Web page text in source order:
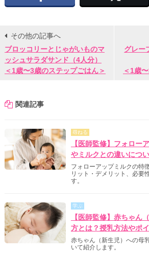
その他の記事へ
ブロッコリーとじゃがいものマ
ッシュサラダサンド（4人分）
＜1歳〜3歳のステップごはん＞
グレー
＜1歳
関連記事
尋ねる
【医師監修】フォロー
やミルクとの違いにつ
フォローアップミルクの特
リット・デメリット、必要
す。
学ぶ
【医師監修】赤ちゃん
方とは？授乳方法やポ
赤ちゃん（新生児）への母
いて紹介します。